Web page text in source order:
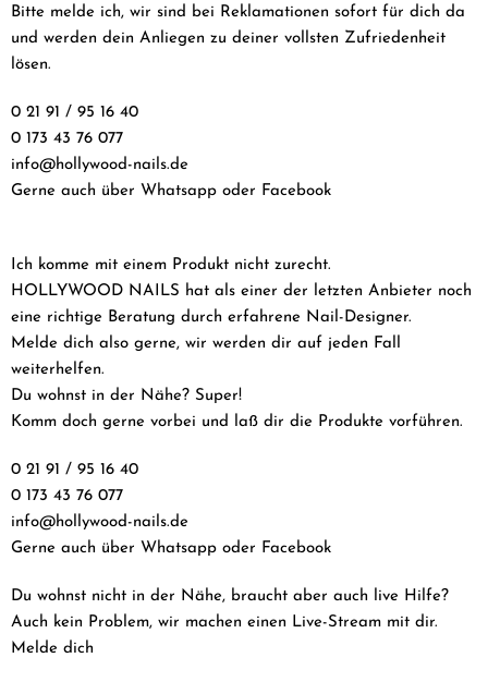
Bitte melde ich, wir sind bei Reklamationen sofort für dich da
und werden dein Anliegen zu deiner vollsten Zufriedenheit
lösen.
0 21 91 / 95 16 40
0 173 43 76 077
info@hollywood-nails.de
Gerne auch über Whatsapp oder Facebook
Ich komme mit einem Produkt nicht zurecht.
HOLLYWOOD NAILS hat als einer der letzten Anbieter noch
eine richtige Beratung durch erfahrene Nail-Designer.
Melde dich also gerne, wir werden dir auf jeden Fall
weiterhelfen.
Du wohnst in der Nähe? Super!
Komm doch gerne vorbei und laß dir die Produkte vorführen.
0 21 91 / 95 16 40
0 173 43 76 077
info@hollywood-nails.de
Gerne auch über Whatsapp oder Facebook
Du wohnst nicht in der Nähe, braucht aber auch live Hilfe?
Auch kein Problem, wir machen einen Live-Stream mit dir.
Melde dich